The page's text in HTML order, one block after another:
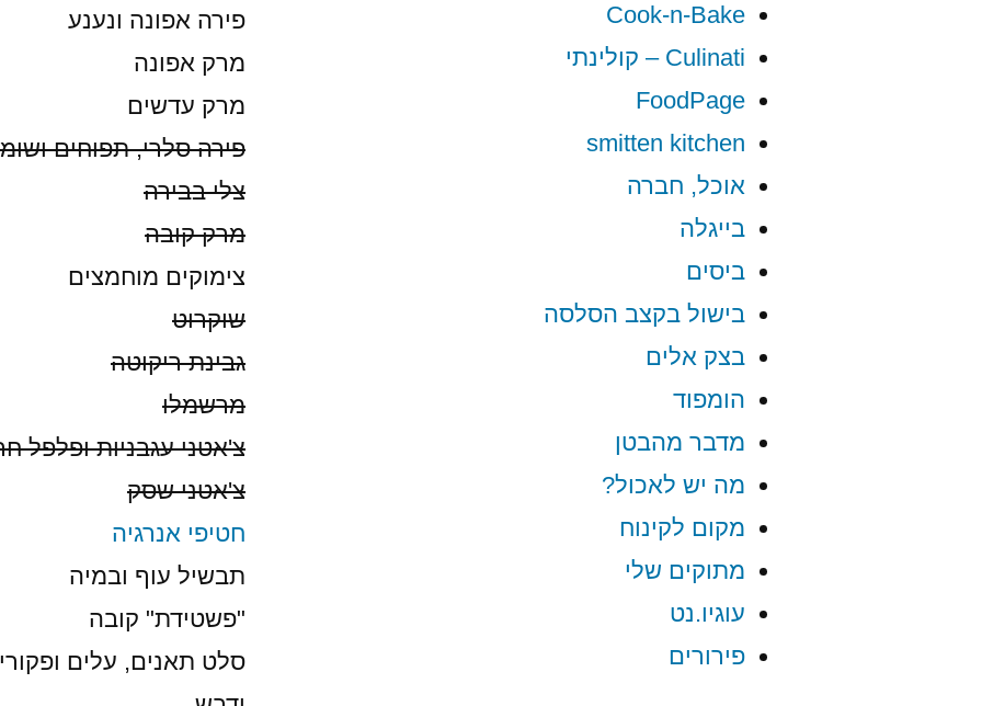
Cook-n-Bake
Culinati – קולינתי
FoodPage
smitten kitchen
אוכל, חברה
בייגלה
ביסים
בישול בקצב הסלסה
בצק אלים
הומפוד
מדבר מהבטן
מה יש לאכול?
מקום לקינוח
מתוקים שלי
עוגיו.נט
פירורים
פירה אפונה ונענע
מרק אפונה
מרק עדשים
פירה סלרי, תפוחים
צלי בבירה
מרק קובה
צימוקים מוחמצים
שוקרוט
גבינת ריקוטה
מרשמלו
צ'אטני עגבניות ופלפל
צ'אטני שסק
חטיפי אנרגיה
תבשיל עוף ובמיה
"פשטידת" קובה
סלט תאנים, עלים